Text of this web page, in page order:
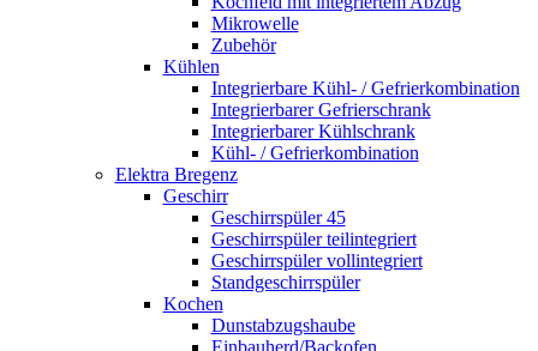
Mikrowelle
Zubehör
Kühlen
Integrierbare Kühl- / Gefrierkombination
Integrierbarer Gefrierschrank
Integrierbarer Kühlschrank
Kühl- / Gefrierkombination
Elektra Bregenz
Geschirr
Geschirrspüler 45
Geschirrspüler teilintegriert
Geschirrspüler vollintegriert
Standgeschirrspüler
Kochen
Dunstabzugshaube
Einbauherd/Backofen